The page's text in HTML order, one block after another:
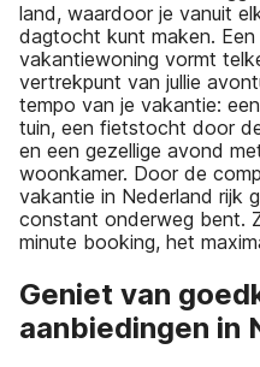
land, waardoor je vanuit
dagtocht kunt maken. Een
vakantiewoning vormt
vertrekpunt van jullie
tempo van je vakantie:
tuin, een fietstocht door
en een gezellige avond
woonkamer. Door de
vakantie in Nederland rijk
constant onderweg bent.
minute booking, het
Geniet van
aanbiedingen in